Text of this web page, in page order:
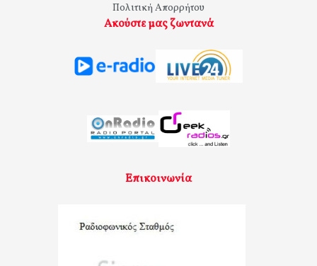
Πολιτική Απορρήτου
Ακούστε μας ζωντανά
Επικοινωνία